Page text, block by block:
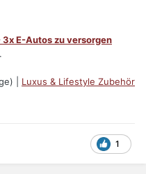
E-Autos zu versorgen
| Luxus & Lifestyle Zubehör
1